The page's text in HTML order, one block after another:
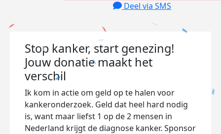
Deel via SMS
Stop kanker, start genezing!
Jouw donatie maakt het
verschil
Ik kom in actie om geld op te halen voor
kankeronderzoek. Geld dat heel hard nodig
is, want maar liefst 1 op de 2 mensen in
Nederland krijgt de diagnose kanker. Sponsor